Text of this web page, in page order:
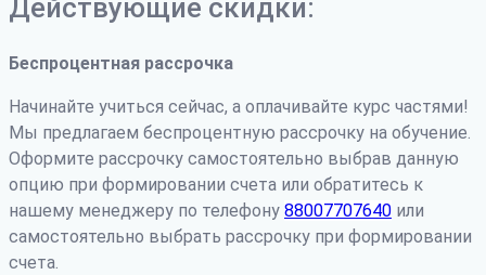
Действующие скидки:
Беспроцентная рассрочка
Начинайте учиться сейчас, а оплачивайте курс частями!
Мы предлагаем беспроцентную рассрочку на обучение.
Оформите рассрочку самостоятельно выбрав данную
опцию при формировании счета или обратитесь к
нашему менеджеру по телефону 88007707640 или
самостоятельно выбрать рассрочку при формировании
счета.